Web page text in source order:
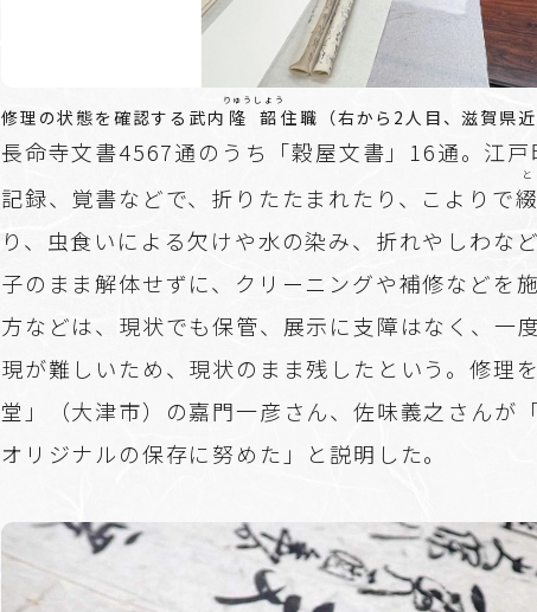
修理の状態を確認する武内 隆韶
りゅうしょう
住職（右から2人目、滋賀県近
長命寺文書4567通のうち「穀屋文書」16通。江戸
記録、覚書などで、折りたたまれたり、こよりで綴
と
り、虫食いによる欠けや水の染み、折れやしわな
子のまま解体せずに、クリーニングや補修などを
方などは、現状でも保管、展示に支障はなく、一
現が難しいため、現状のまま残したという。修理
堂」（大津市）の嘉門一彦さん、佐味義之さんが
オリジナルの保存に努めた」と説明した。